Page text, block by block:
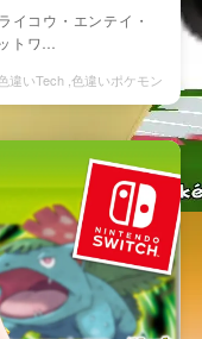
イコウ・エンテイ・
トワ…
違いTech 色違いポケモン